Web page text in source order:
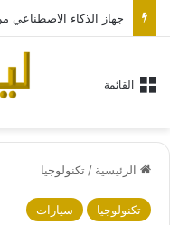
القائمة
الرئيسية /تكنولوجيا
تكنولوجيا سيارات